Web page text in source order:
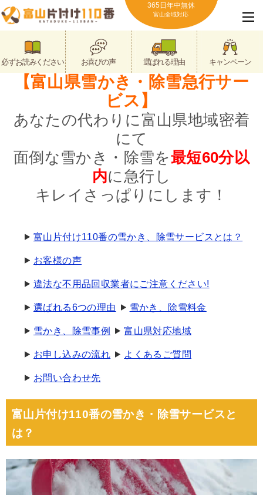
365日年中無休
富山全域対応
必ずお読みください お喜びの声 選ばれる理由 キャンペーン
【富山県雪かき・除雪急行サー
ビス】
あなたの代わりに富山県地域密着
にて
面倒な雪かき・除雪を最短60分以
内に急行し
キレイさっぱりにします！
富山片付け110番の雪かき、除雪サービスとは？
お客様の声
違法な不用品回収業者にご注意ください!
選ばれる6つの理由 雪かき、除雪料金
雪かき、除雪事例 富山県対応地域
お申し込みの流れ よくあるご質問
お問い合わせ先
富山片付け110番の雪かき・除雪サービスと
は？